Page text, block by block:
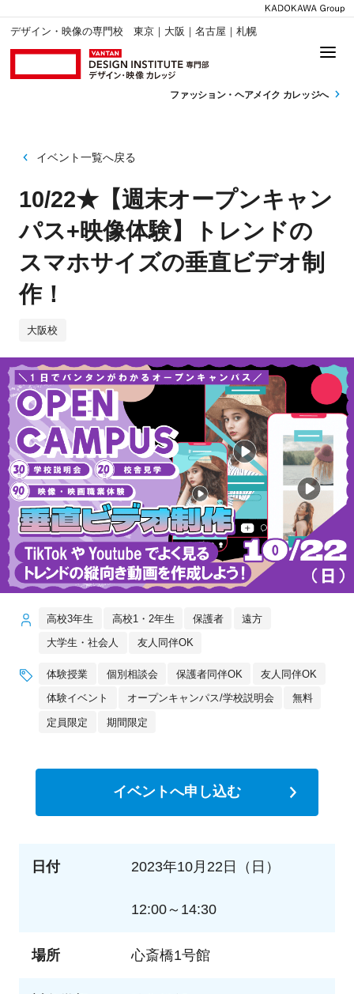
デザイン・映像の専門校 東京｜大阪｜名古屋｜札幌
ファッション・ ヘアメイク カレッジへ
イベント一覧へ戻る
10/22★【週末オープンキャン
パス+映像体験】トレンドの
スマホサイズの垂直ビデオ制
作！
大阪校
高校3年生 高校1・2年生 保護者 遠方
大学生・社会人 友人同伴OK
体験授業 個別相談会 保護者同伴OK 友人同伴OK
体験イベント オープンキャンパス/学校説明会 無料
定員限定 期間限定
イベントへ申し込む
日付 2023年10月22日（日）
12:00～14:30
場所 心斎橋1号館